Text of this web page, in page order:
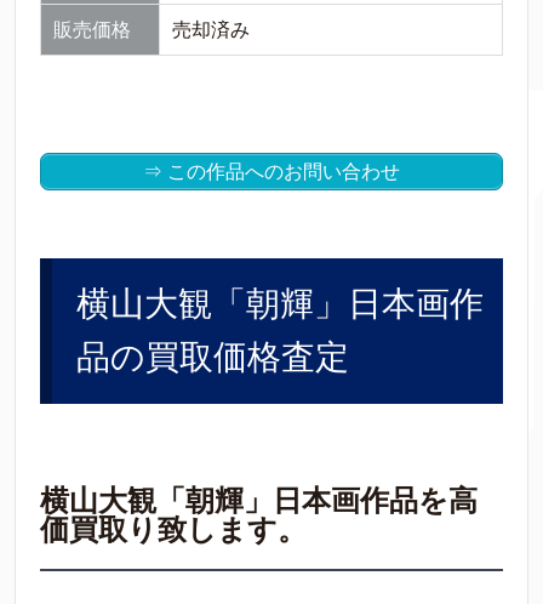
販売価格 売却済み
⇒ この作品へのお問い合わせ
横山大観「朝輝」日本画作
品の買取価格査定
横山大観「朝輝」日本画作品を高
価買取り致します。